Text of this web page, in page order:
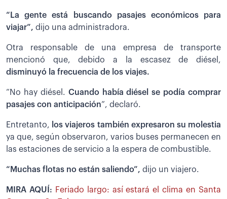
“La gente está buscando pasajes económicos para
viajar”, dijo una administradora.
Otra responsable de una empresa de transporte
mencionó que, debido a la escasez de diésel,
disminuyó la frecuencia de los viajes.
“No hay diésel. Cuando había diésel se podía comprar
pasajes con anticipación”, declaró.
Entretanto, los viajeros también expresaron su molestia
ya que, según observaron, varios buses permanecen en
las estaciones de servicio a la espera de combustible.
“Muchas flotas no están saliendo”, dijo un viajero.
MIRA AQUÍ: Feriado largo: así estará el clima en Santa